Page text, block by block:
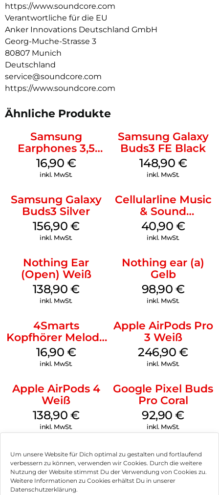
Um unsere Website für Dich optimal zu gestalten und fortlaufend
verbessern zu können, verwenden wir Cookies. Durch die weitere
Nutzung der Website stimmst Du der Verwendung von Cookies zu.
Weitere Informationen zu Cookies erhältst Du in unserer
Datenschutzerklärung.
Die Sport X20 Workout Kopfhörer glänzen mit 12 Stunden
Akkulaufzeit pro Ladung, die mit dem Ladecase auf 48
Stunden steigt. Dank Schnellladefunktion bist du sofort
Trainings bereit.
https://www.soundcore.com
Verantwortliche für die EU
Anker Innovations Deutschland GmbH
Georg-Muche-Strasse 3
80807 Munich
Deutschland
service@soundcore.com
https://www.soundcore.com
Ähnliche Produkte
Samsung
Earphones 3,5
mm Schwarz
16,90 €
inkl. MwSt.
Samsung Galaxy
Buds3 FE Black
148,90 €
inkl. MwSt.
Samsung Galaxy
Buds3 Silver
156,90 €
inkl. MwSt.
Cellularline Music
& Sound
Bluetooth
Headphone MAXI
40,90 €
inkl. MwSt.
Nothing Ear
(Open) Weiß
138,90 €
inkl. MwSt.
Nothing ear (a)
Gelb
98,90 €
inkl. MwSt.
4Smarts
Kopfhörer Melody
Digital USB-C
Weiß
16,90 €
inkl. MwSt.
Apple AirPods Pro
3 Weiß
246,90€
inkl. MwSt.
Apple AirPods 4
Weiß
138,90 €
inkl. MwSt.
Google Pixel Buds
Pro Coral
92,90€
inkl. MwSt.
Impressum